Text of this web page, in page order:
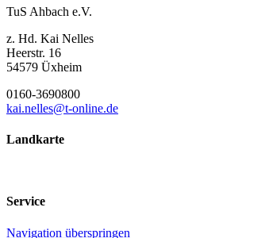
TuS Ahbach e.V.
z. Hd. Kai Nelles
Heerstr. 16
54579 Üxheim
0160-3690800
kai.nelles@t-online.de
Landkarte
Service
Navigation überspringen